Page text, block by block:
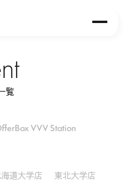
店
店
覧
VVV Station
道大学店
東北大学店